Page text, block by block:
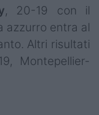
, 20-19 con il
azzurro entra al
Altri risultati
Montepellier-